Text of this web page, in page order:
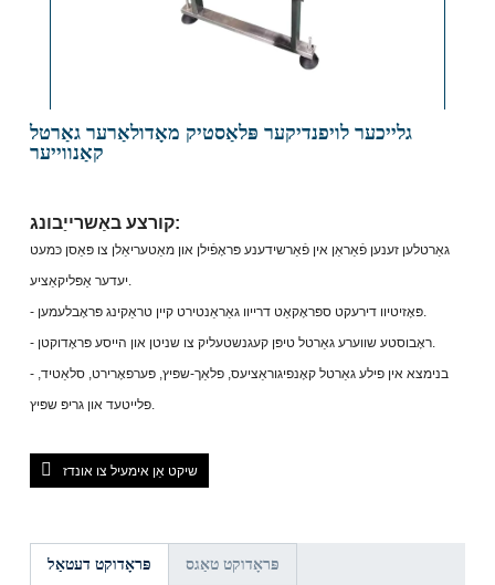
גלייכער לויפנדיקער פּלאַסטיק מאָדולאַרער גאַרטל
קאַנווייער
קורצע באַשרייַבונג:
גאַרטלען זענען פֿאַראַן אין פֿאַרשידענע פּראָפֿילן און מאַטעריאַלן צו פּאַסן כּמעט
- פּאָזיטיוו דירעקט ספּראָקאַט דרייוו גאַראַנטירט קיין טראַקינג פּראָבלעמען.
- ראָבוסטע שווערע גאַרטל טיפּן קעגנשטעליק צו שניטן און הייסע פּראָדוקטן.
- בנימצא אין פילע גאַרטל קאָנפיגוראַציעס, פלאַך-שפּיץ, פּערפאָרירט, סלאַטיד,
פלייטעד און גריפּ שפּיץ.
שיקט אַן אימעיל צו אונדז
פּראָדוקט דעטאַל פּראָדוקט טאַגס